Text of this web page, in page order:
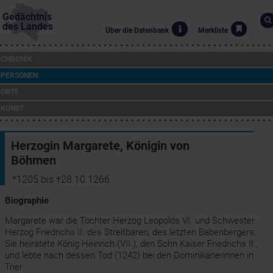
Gedächtnis
des Landes
Über die Datenbank Merkliste
PERSONEN
Herzogin Margarete, Königin von
Böhmen
*1205 bis †28.10.1266
Biographie
Margarete war die Tochter Herzog Leopolds VI. und Schwester
Herzog Friedrichs II. des Streitbaren, des letzten Babenbergers.
Sie heiratete König Heinrich (VII.), den Sohn Kaiser Friedrichs II.,
und lebte nach dessen Tod (1242) bei den Dominikanerinnen in
Trier.